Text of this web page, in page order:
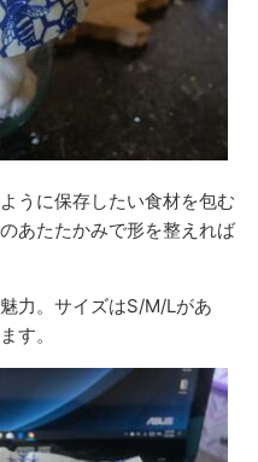
うに保存したい食材を包む
あたたかみで形を整えれば
力。サイズはS/M/Lがあ
す。